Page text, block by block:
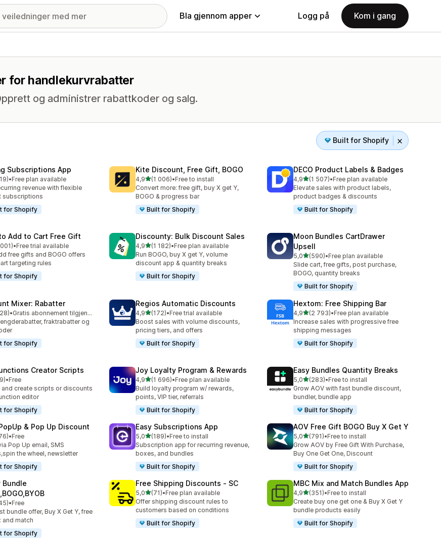
Bla gjennom apper Logg på Kom i gang
for handlekurvrabatter
og administrer rabattkoder og salg.
Built for Shopify
Subscriptions App
omtaler
•Free plan available
revenue with flexible
subscriptions
for Shopify
Kite Discount, Free Gift, BOGO
4,9av 5 stjerner
(1 006)
Totalt 1006 omtaler
•Free to install
Convert more: free gift, buy X get Y,
BOGO & progress bar
Built for Shopify
DECO Product Labels & Badges
4,9av 5 stjerner
(1 507)
Totalt 1507 omtaler
•Free plan available
Elevate sales with product labels,
product badges & discounts
Built for Shopify
Add to Cart Free Gift
omtaler
•Free trial available
free gifts and BOGO offers
targeting rules
for Shopify
Discounty: Bulk Discount Sales
4,9av 5 stjerner
(1 182)
Totalt 1182 omtaler
•Free plan available
Run BOGO, buy X get Y, volume
discount app & quantity breaks
Built for Shopify
Moon Bundles CartDrawer
Upsell
5,0av 5 stjerner
(590)
Totalt 590 omtaler
•Free plan available
Slide cart, free gifts, post purchase,
BOGO, quantity breaks
Built for Shopify
Mixer: Rabatter
omtaler
•
Gratis abonnement tilgjengelig
fraktrabatter og
for Shopify
Regios Automatic Discounts
4,9av 5 stjerner
(172)
Totalt 172 omtaler
•Free trial available
Boost sales with volume discounts,
pricing tiers, and offers
Built for Shopify
Hextom: Free Shipping Bar
4,9av 5 stjerner
(2 793)
Totalt 2793 omtaler
•Free plan available
Increase sales with progressive free
shipping messages
Built for Shopify
Creator Scripts
omtaler
•Free
and create scripts or discounts
editor
for Shopify
Joy Loyalty Program & Rewards
4,9av 5 stjerner
(1 696)
Totalt 1696 omtaler
•Free plan available
Build loyalty program w/ rewards,
points, VIP tier, referrals
Built for Shopify
Easy Bundles Quantity Breaks
5,0av 5 stjerner
(283)
Totalt 283 omtaler
•Free to install
Grow AOV with fast bundle discount,
bundler, bundle app
Built for Shopify
& Pop Up Discount
omtaler
•Free
Pop Up email, SMS
the wheel, newsletter
for Shopify
Easy Subscriptions App
5,0av 5 stjerner
(189)
Totalt 189 omtaler
•Free to install
Subscription app for recurring revenue,
boxes, and bundles
Built for Shopify
AOV Free Gift BOGO Buy X Get Y
5,0av 5 stjerner
(791)
Totalt 791 omtaler
•Free to install
Grow AOV by Free Gift With Purchase,
Buy One Get One, Discount
Built for Shopify
Bundle
omtaler
•Free
bundle offer, Buy X Get Y, free
and match
for Shopify
Free Shipping Discounts ‑ SC
5,0av 5 stjerner
(71)
Totalt 71 omtaler
•Free plan available
Offer shipping discount rules to
customers based on conditions
Built for Shopify
MBC Mix and Match Bundles App
4,9av 5 stjerner
(351)
Totalt 351 omtaler
•Free to install
Create buy one get one & Buy X Get Y
bundle products easily
Built for Shopify